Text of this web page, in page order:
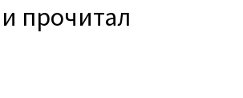
прочитал